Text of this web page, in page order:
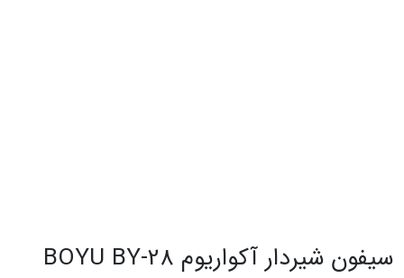
سیفون شیردار آکواریوم BOYU BY-28